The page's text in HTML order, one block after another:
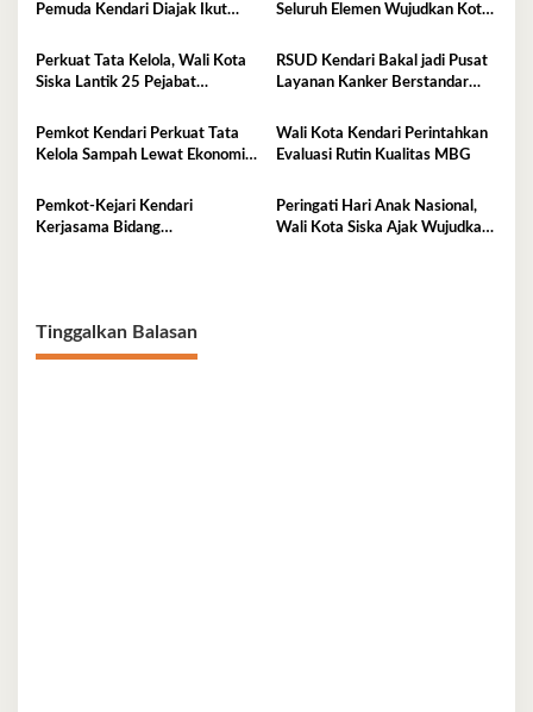
Pemuda Kendari Diajak Ikut
Seluruh Elemen Wujudkan Kota
Perkuat Tata Kelola, Wali Kota
Siska Lantik 25 Pejabat
RSUD Kendari Bakal jadi Pusat
Layanan Kanker Berstandar
Pemkot Kendari Perkuat Tata
Kelola Sampah Lewat Ekonomi
Wali Kota Kendari Perintahkan
Evaluasi Rutin Kualitas MBG
Pemkot-Kejari Kendari
Kerjasama Bidang
Peringati Hari Anak Nasional,
Wali Kota Siska Ajak Wujudkan
Tinggalkan Balasan